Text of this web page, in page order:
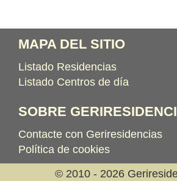
MAPA DEL SITIO
Listado Residencias
Listado Centros de día
SOBRE
Contacte con Geriresidencias
Política de cookies
© 2010 - 2026